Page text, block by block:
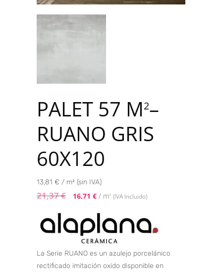
PALET 57 M2–
RUANO GRIS
60X120
13,81 € / m² (sin IVA)
21,37€ 16,71 € / m2 (IVA Incluido)
La Serie RUANO es un azulejo porcelánico
rectificado imitación oxido disponible en